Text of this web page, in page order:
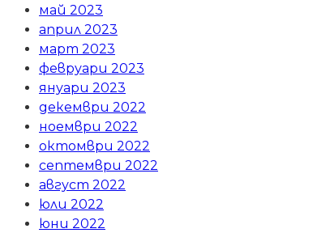
май 2023
април 2023
март 2023
февруари 2023
януари 2023
декември 2022
ноември 2022
октомври 2022
септември 2022
август 2022
юли 2022
юни 2022